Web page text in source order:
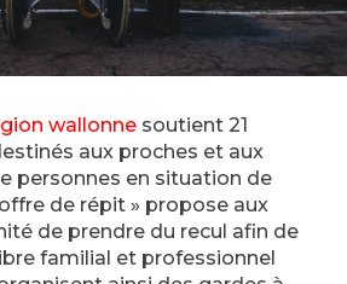
wallonne soutient 21
aux proches et aux
personnes en situation de
de répit » propose aux
de prendre du recul afin de
familial et professionnel